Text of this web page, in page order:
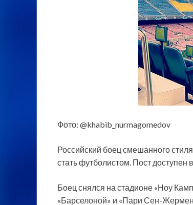
Фото: @khabib_nurmagomedov
Российский боец смешанного
стать футболистом. Пост доступен
Боец снялся на стадионе «Ноу
«Барселоной» и «Пари Сен-